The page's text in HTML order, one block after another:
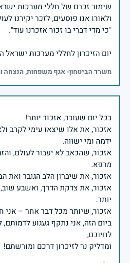
שימור זכרם של חללי מערכות
יום הזיכרון לחללי מערכות ישראל
משרד הביטחון- אגף משפחות, הנצחה
אזכור, את אלו שיצאו עימי לקרב
אזכור, שהכאב לא יעבור לעולם,
אזכור, את צדקת הדרך, ואשבע
ביום הזה, אני נתקף געגוע לדמותם,
ומדליק נר לזיכרון דרכם ומורשתם!